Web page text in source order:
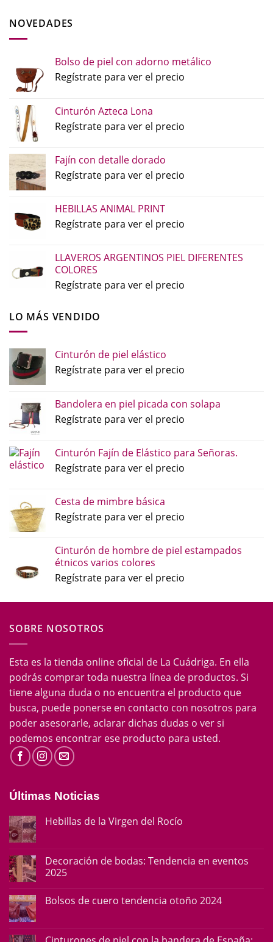
NOVEDADES
Bolso de piel con adorno metálico
Regístrate para ver el precio
Cinturón Azteca Lona
Regístrate para ver el precio
Fajín con detalle dorado
Regístrate para ver el precio
HEBILLAS ANIMAL PRINT
Regístrate para ver el precio
LLAVEROS ARGENTINOS PIEL DIFERENTES
COLORES
Regístrate para ver el precio
LO MÁS VENDIDO
Cinturón de piel elástico
Regístrate para ver el precio
Bandolera en piel picada con solapa
Regístrate para ver el precio
Cinturón Fajín de Elástico para Señoras.
Regístrate para ver el precio
Cesta de mimbre básica
Regístrate para ver el precio
Cinturón de hombre de piel estampados
étnicos varios colores
Regístrate para ver el precio
SOBRE NOSOTROS
Esta es la tienda online oficial de La Cuádriga. En ella
podrás comprar toda nuestra línea de productos. Si
tiene alguna duda o no encuentra el producto que
busca, puede ponerse en contacto con nosotros para
poder asesorarle, aclarar dichas dudas o ver si
podemos encontrar ese producto para usted.
Últimas Noticias
Hebillas de la Virgen del Rocío
Decoración de bodas: Tendencia en eventos
2025
Bolsos de cuero tendencia otoño 2024